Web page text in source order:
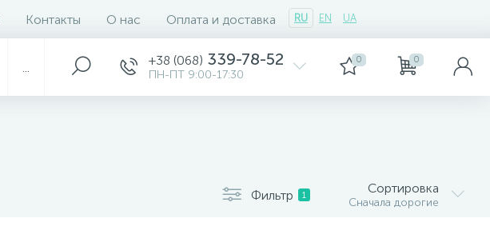
Контакты О нас Оплата и доставка RU EN UA
+38 (068) 339-78-52
ПН-ПТ 9:00-17:30
0 0
Фильтр 1 Сортировка
Сначала дорогие